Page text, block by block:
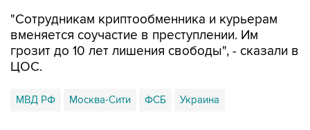
"Сотрудникам криптообменника и курьерам
вменяется соучастие в преступлении. Им
грозит до 10 лет лишения свободы", - сказали в
ЦОС.
МВД РФ Москва-Сити ФСБ Украина